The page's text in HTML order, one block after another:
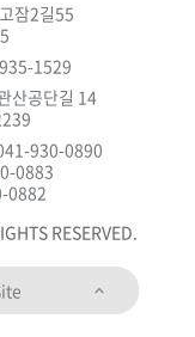
잠2길55
1529
산공단길 14
930-0890
0883
0882
RESERVED.